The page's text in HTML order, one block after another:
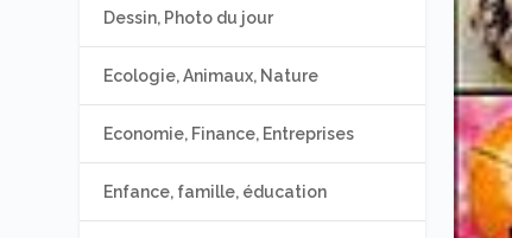
Dessin, Photo du jour
Ecologie, Animaux, Nature
Economie, Finance, Entreprises
Enfance, famille, éducation